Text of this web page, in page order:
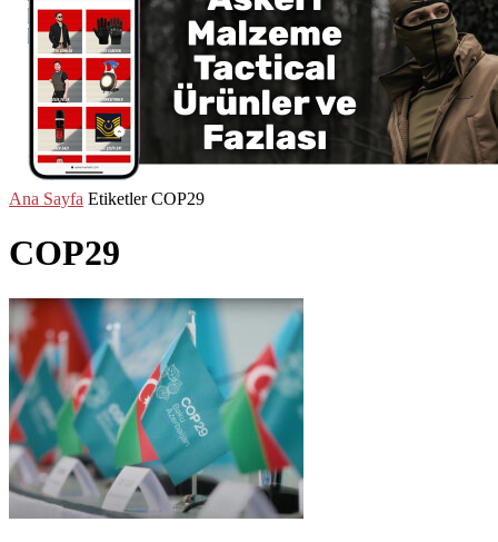
Ana Sayfa Etiketler COP29
COP29